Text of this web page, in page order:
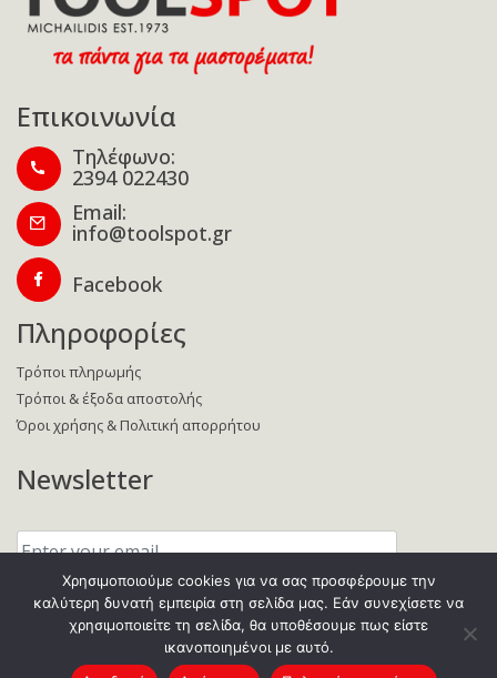
Επικοινωνία
Τηλέφωνο:
2394 022430
Email:
info@toolspot.gr
Facebook
Πληροφορίες
Τρόποι πληρωμής
Τρόποι & έξοδα αποστολής
Όροι χρήσης & Πολιτική απορρήτου
Newsletter
your
email:
Copyright © 2021 Toolspot
Χρησιμοποιούμε cookies για να σας προσφέρουμε την
καλύτερη δυνατή εμπειρία στη σελίδα μας. Εάν συνεχίσετε να
χρησιμοποιείτε τη σελίδα, θα υποθέσουμε πως είστε
ικανοποιημένοι με αυτό.